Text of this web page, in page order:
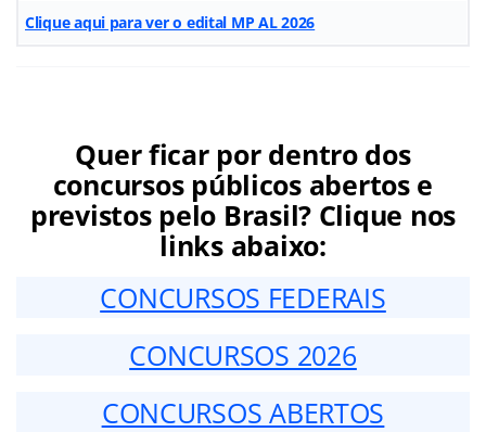
Clique aqui para ver o edital MP AL 2026
Quer ficar por dentro dos
concursos públicos abertos e
previstos pelo Brasil? Clique nos
links abaixo:
CONCURSOS FEDERAIS
CONCURSOS 2026
CONCURSOS ABERTOS